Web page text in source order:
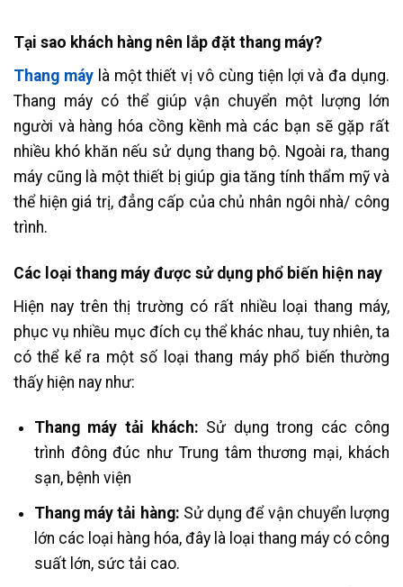
Tại sao khách hàng nên lắp đặt thang máy?
Thang máylà một thiết vị vô cùng tiện lợi và đa dụng.
Thang máy có thể giúp vận chuyển một lượng lớn
người và hàng hóa cồng kềnh mà các bạn sẽ gặp rất
nhiều khó khăn nếu sử dụng thang bộ. Ngoài ra, thang
máy cũng là một thiết bị giúp gia tăng tính thẩm mỹ và
thể hiện giá trị, đẳng cấp của chủ nhân ngôi nhà/ công
trình.
Các loại thang máy được sử dụng phổ biến hiện nay
Hiện nay trên thị trường có rất nhiều loại thang máy,
phục vụ nhiều mục đích cụ thể khác nhau, tuy nhiên, ta
có thể kể ra một số loại thang máy phổ biến thường
thấy hiện nay như:
Thang máy tải khách: Sử dụng trong các công
trình đông đúc như Trung tâm thương mại, khách
sạn, bệnh viện
Thang máy tải hàng: Sử dụng để vận chuyển lượng
lớn các loại hàng hóa, đây là loại thang máy có công
suất lớn, sức tải cao.